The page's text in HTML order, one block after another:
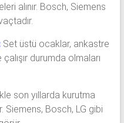
alınır. Bosch, Siemens
Set üstü ocaklar, ankastre
durumda olmaları
son yıllarda kurutma
Siemens, Bosch, LG gibi